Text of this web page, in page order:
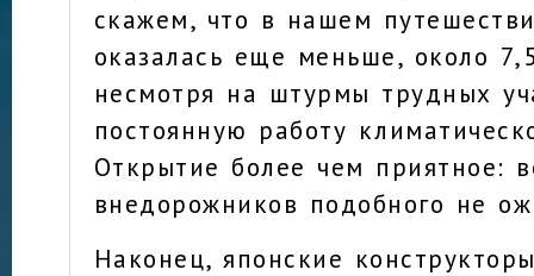
скажем, что в нашем
оказалась еще меньше, около
несмотря на штурмы трудных
постоянную работу
Открытие более чем приятное:
внедорожников подобного не
Наконец, японские